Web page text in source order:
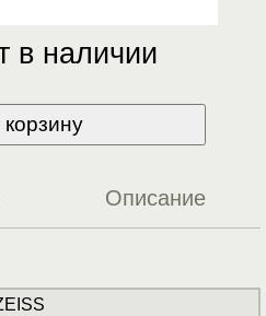
в наличии
Описание